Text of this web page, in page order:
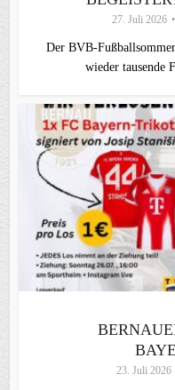
27. Juli 2026
Der BVB-
wieder tausende
23. Juli 2026